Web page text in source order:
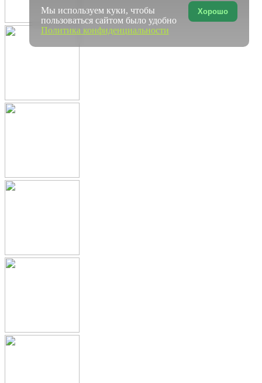
Хорошо
Мы используем куки, чтобы
пользоваться сайтом было удобно
Политика конфиденциальности